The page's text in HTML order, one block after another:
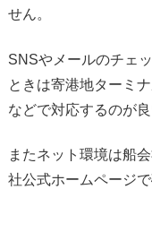
せん。
SNSやメールのチェ
ときは寄港地ターミ
などで対応するのが良
またネット環境は船
社公式ホームページ